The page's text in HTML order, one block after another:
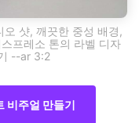
샷, 깨끗한 중성 배경,
프레소 톤의 라벨 디자
--ar 3:2
비주얼 만들기